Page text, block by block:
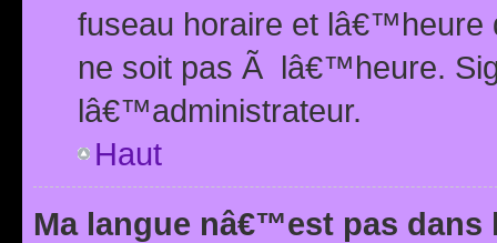
fuseau horaire et
ne soit pas Ã lâ€™heure.
lâ€™administrateur.
Haut
Ma langue nâ€™est pas dans